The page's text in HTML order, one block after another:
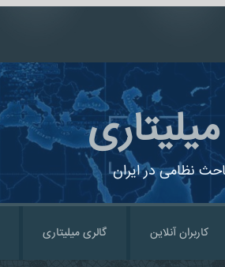
نظامی در ایران
کاربران آنلاین گالری میلیتاری